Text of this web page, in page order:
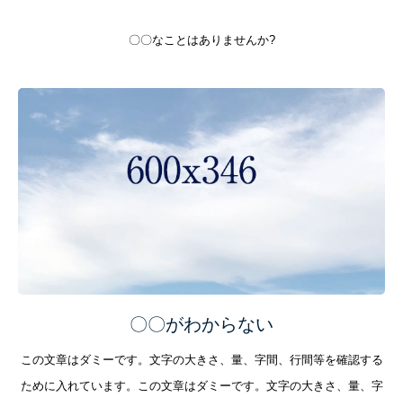
〇〇なことはありませんか?
〇〇がわからない
この文章はダミーです。文字の大きさ、量、字間、行間等を確認する
ために入れています。この文章はダミーです。文字の大きさ、量、字